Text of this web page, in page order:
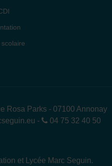
Rosa Parks - 07100 Annonay
- 04 75 32 40 50
et Lycée Marc Seguin.